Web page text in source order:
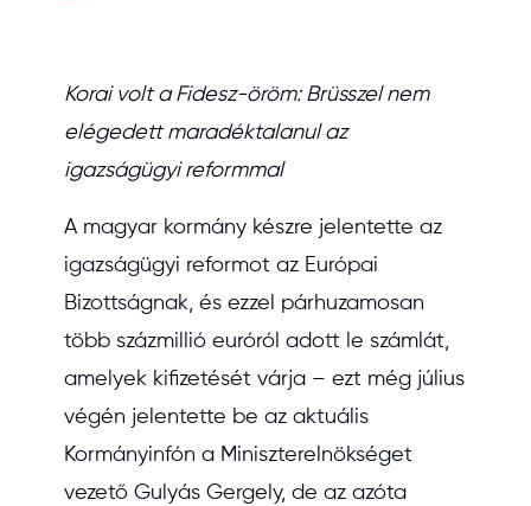
Korai volt a Fidesz-öröm: Brüsszel nem
elégedett maradéktalanul az
igazságügyi reformmal
A magyar kormány készre jelentette az
igazságügyi reformot az Európai
Bizottságnak, és ezzel párhuzamosan
több százmillió euróról adott le számlát,
amelyek kifizetését várja – ezt még július
végén jelentette be az aktuális
Kormányinfón a Miniszterelnökséget
vezető Gulyás Gergely, de az azóta